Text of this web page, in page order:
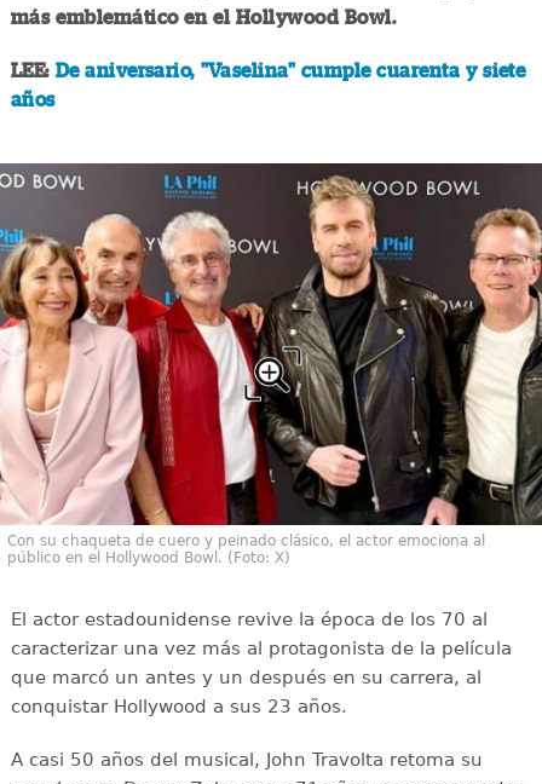
más emblemático en el Hollywood Bowl.
LEE: De aniversario, "Vaselina" cumple cuarenta y siete
años
Con su chaqueta de cuero y peinado clásico, el actor emociona al
público en el Hollywood Bowl. (Foto: X)
El actor estadounidense revive la época de los 70 al
caracterizar una vez más al protagonista de la película
que marcó un antes y un después en su carrera, al
conquistar Hollywood a sus 23 años.
A casi 50 años del musical, John Travolta retoma su